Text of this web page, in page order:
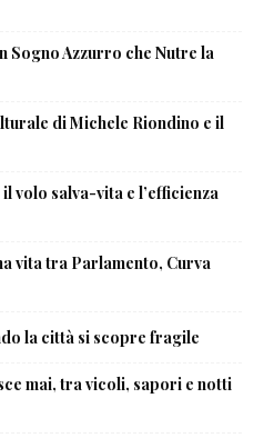
Sogno Azzurro che Nutre la
di Michele Riondino e il
volo salva-vita e l’efficienza
vita tra Parlamento, Curva
la città si scopre fragile
mai, tra vicoli, sapori e notti